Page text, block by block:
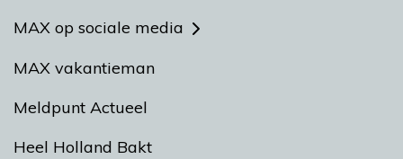
MAX op sociale media
MAX vakantieman
Meldpunt Actueel
Heel Holland Bakt